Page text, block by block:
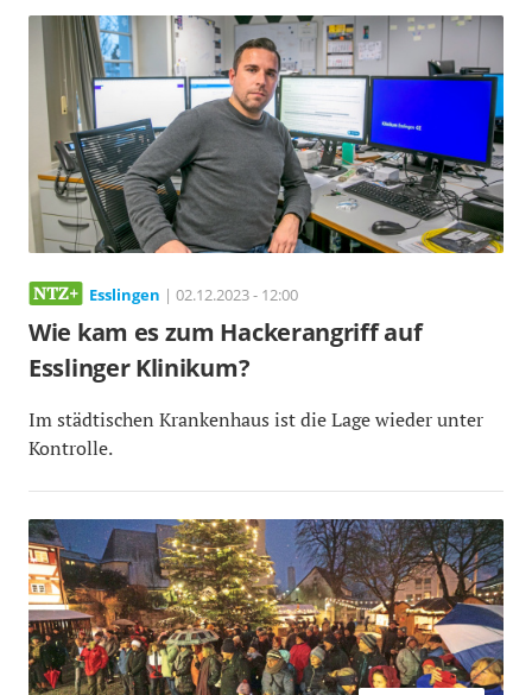
Esslingen | 02.12.2023 - 12:00
Wie kam es zum Hackerangriff auf
Esslinger Klinikum?
Im städtischen Krankenhaus ist die Lage wieder unter
Kontrolle.